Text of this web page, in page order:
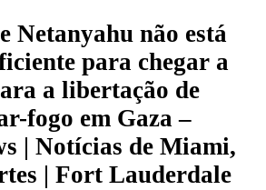
Netanyahu não está
para chegar a
a libertação de
fogo em Gaza –
| Notícias de Miami,
| Fort Lauderdale